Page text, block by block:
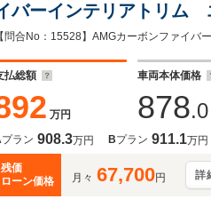
バーインテリアトリム
ラミックS/R ヘッドア
コ360 黒本革 Fベンチ
払総額
万円
車両本体価格
878.0
プラン 908.3万円 Bプラン 911.1万円
残価
ローン価格
月々 67,700円 詳